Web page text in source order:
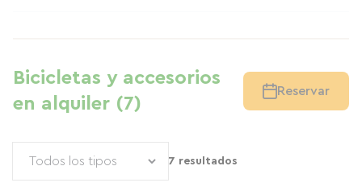
Bicicletas y accesorios
en alquiler (7)
Reservar
7 resultados